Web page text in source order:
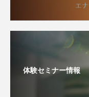
体験セミナー情報